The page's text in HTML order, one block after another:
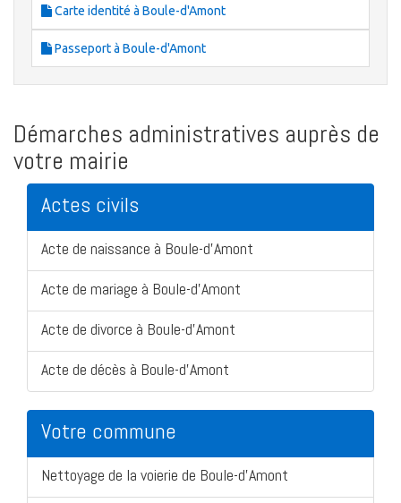
Carte identité à Boule-d'Amont
Passeport à Boule-d'Amont
Démarches administratives auprès de
votre mairie
Actes civils
Acte de naissance à Boule-d'Amont
Acte de mariage à Boule-d'Amont
Acte de divorce à Boule-d'Amont
Acte de décès à Boule-d'Amont
Votre commune
Nettoyage de la voierie de Boule-d'Amont